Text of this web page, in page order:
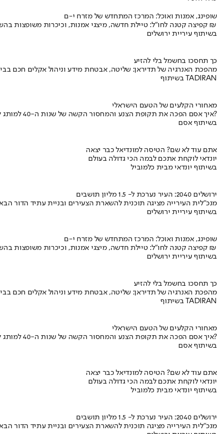
שופינג, אמנות ואוכל: המרכז המתחדש של מזרח י-ם
קפיצה קטנה לחו"ל: טיילת חדשה, מיצגי אמנות, וכיכרות משופצות בהשקעה של 100 מיליון ₪
בשיתוף עיריית ירושלים
כך תחסכו בחשמל בלי להזיע
מהפכת האנרגיה של תדיראן: שליטה, אבטחת מידע וניהול אקלים חכם
בשיתוף TADIRAN
מאחורי הקלעים של הטעם הישראלי
איך אסם הפכה את תקופת הצנע והמחסור הקשה של שנות ה-40 למותג לאומי?
בשיתוף אסם
אתם עוד לא שם? הטיסה למונדיאל כבר יצאה
יונדאי לוקחת אתכם לבמה הכי גדולה בעולם
בשיתוף יונדאי מבית כלמוביל
ירושלים 2040: העיר נערכת ל- 1.5 מליון תושבים
מנכ"לית העירייה מציגה תוכנית להשארת הצעירים ובניית עתיד הדור
בשיתוף עיריית ירושלים
שופינג, אמנות ואוכל: המרכז המתחדש של מזרח י-ם
קפיצה קטנה לחו"ל: טיילת חדשה, מיצגי אמנות, וכיכרות משופצות בהשקעה של 100 מיליון ₪
בשיתוף עיריית ירושלים
כך תחסכו בחשמל בלי להזיע
מהפכת האנרגיה של תדיראן: שליטה, אבטחת מידע וניהול אקלים חכם
בשיתוף TADIRAN
מאחורי הקלעים של הטעם הישראלי
איך אסם הפכה את תקופת הצנע והמחסור הקשה של שנות ה-40 למותג לאומי?
בשיתוף אסם
אתם עוד לא שם? הטיסה למונדיאל כבר יצאה
יונדאי לוקחת אתכם לבמה הכי גדולה בעולם
בשיתוף יונדאי מבית כלמוביל
ירושלים 2040: העיר נערכת ל- 1.5 מליון תושבים
מנכ"לית העירייה מציגה תוכנית להשארת הצעירים ובניית עתיד הדור